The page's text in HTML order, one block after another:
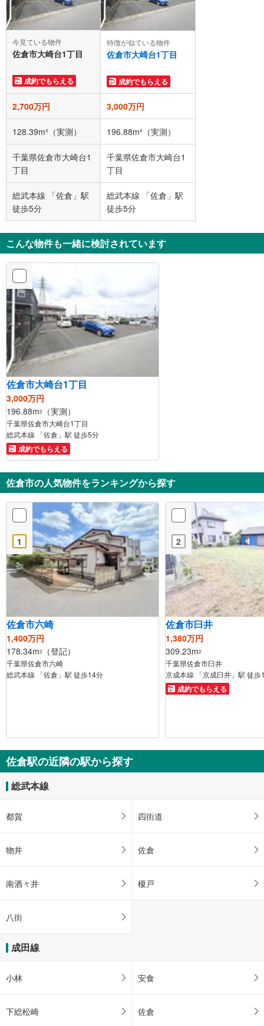
今見ている物件
佐倉市大崎台1丁目
成約でもらえる
特徴が似ている物件
佐倉市大崎台1丁目
成約でもらえる
2,700万円 3,000万円
128.39m²（実測） 196.88m²（実測）
千葉県佐倉市大崎台1
丁目
千葉県佐倉市大崎台1
丁目
総武本線 「佐倉」駅
徒歩5分
総武本線 「佐倉」駅
徒歩5分
こんな物件も一緒に検討されています
佐倉市大崎台1丁目
3,000万円
196.88m2 （実測）
千葉県佐倉市大崎台1丁目
総武本線 「佐倉」駅 徒歩5分
成約でもらえる
佐倉市の人気物件をランキングから探す
1
佐倉市六崎
1,400万円
178.34m2 （登記）
千葉県佐倉市六崎
総武本線 「佐倉」駅 徒歩14分
2
佐倉市臼井
1,380万円
309.23m2
千葉県佐倉市臼井
京成本線 「京成臼井」駅 徒歩
成約でもらえる
佐倉駅の近隣の駅から探す
総武本線
都賀 四街道
物井 佐倉
南酒々井 榎戸
八街
成田線
小林 安食
下総松崎 佐倉